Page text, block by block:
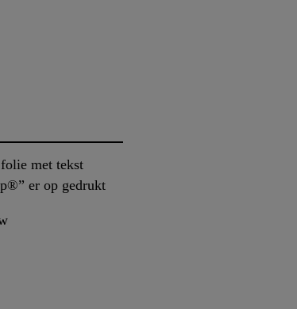
met tekst
er op gedrukt